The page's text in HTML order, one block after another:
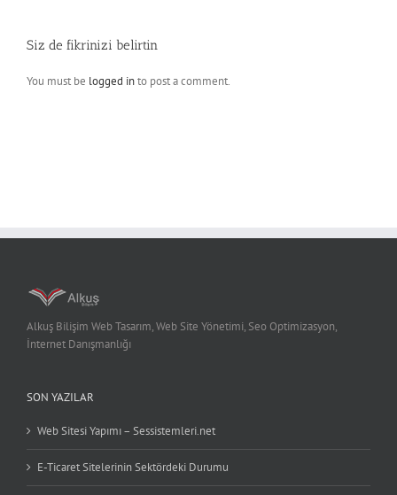
Siz de fikrinizi belirtin
You must be logged into post a comment.
Alkuş Bilişim Web Tasarım, Web Site Yönetimi, Seo Optimizasyon,
İnternet Danışmanlığı
SON YAZILAR
Web Sitesi Yapımı – Sessistemleri.net
E-Ticaret Sitelerinin Sektördeki Durumu